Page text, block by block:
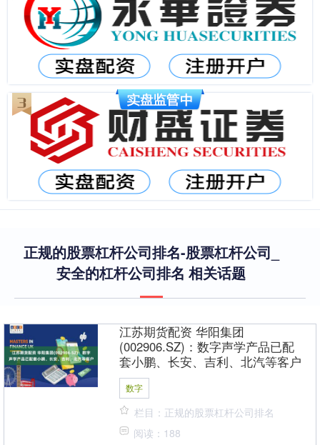
正规的股票杠杆公司排名-股票杠杆公司_
安全的杠杆公司排名 相关话题
江苏期货配资 华阳集团
(002906.SZ)：数字声学产品已配
套小鹏、长安、吉利、北汽等客户
数字
栏目：正规的股票杠杆公司排名
阅读：188